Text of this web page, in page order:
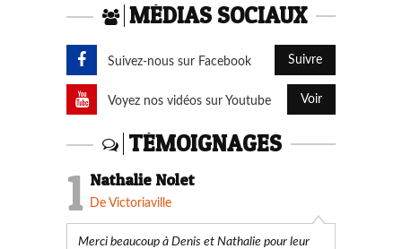
MÉDIAS SOCIAUX
Suivez-nous sur Facebook Suivre
Voyez nos vidéos sur Youtube Voir
TÉMOIGNAGES
1 Nathalie Nolet
De Victoriaville
Merci beaucoup à Denis et Nathalie pour leur